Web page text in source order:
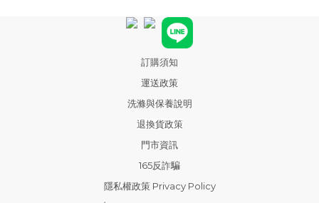
訂購須知
運送政策
洗滌與保養說明
退換貨政策
門市資訊
165反詐騙
隱私權政策 Privacy Policy